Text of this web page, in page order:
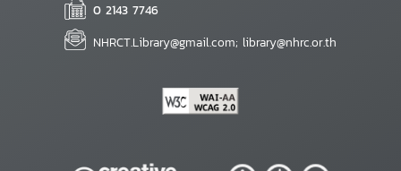
0 2143 7746
NHRCT.Library@gmail.com; library@nhrc.or.th